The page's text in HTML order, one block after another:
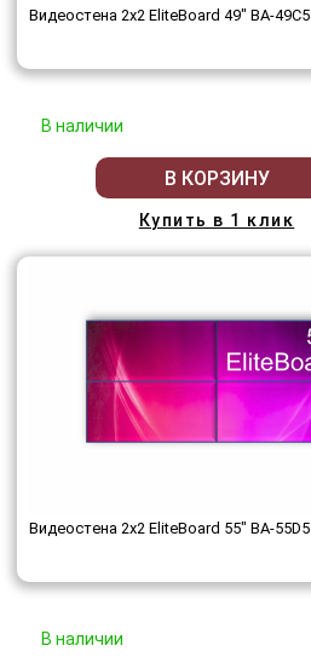
Видеостена 2x2 EliteBoard 49" BA-49C5
В наличии
В КОРЗИНУ
Купить в 1 клик
Видеостена 2x2 EliteBoard 55" BA-55D5
В наличии